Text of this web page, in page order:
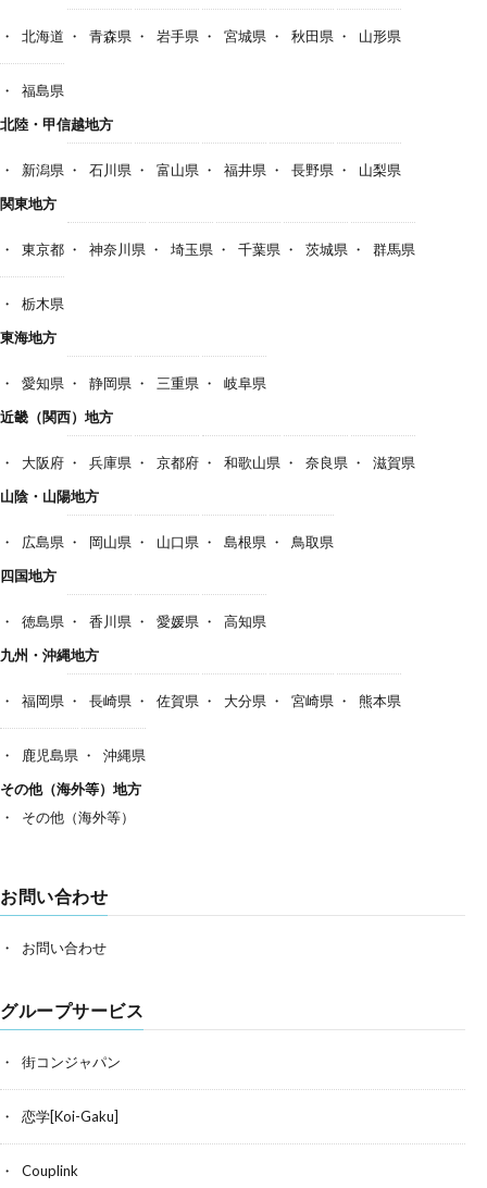
北海道 青森県 岩手県 宮城県 秋田県 山形県
福島県
北陸・甲信越地方
新潟県 石川県 富山県 福井県 長野県
山梨県
関東地方
東京都 神奈川県 埼玉県 千葉県 茨城県 群馬県
栃木県
東海地方
愛知県 静岡県 三重県
岐阜県
近畿（関西）地方
大阪府 兵庫県 京都府 和歌山県 奈良県
滋賀県
山陰・山陽地方
広島県 岡山県 山口県 島根県
鳥取県
四国地方
徳島県 香川県 愛媛県
高知県
九州・沖縄地方
福岡県 長崎県 佐賀県 大分県 宮崎県 熊本県
鹿児島県
沖縄県
その他（海外等）地方
その他（海外等）
お問い合わせ
お問い合わせ
グループサービス
街コンジャパン
恋学[Koi-Gaku]
Couplink